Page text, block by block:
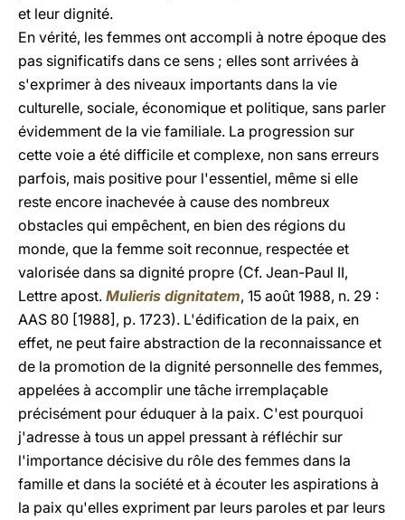
et leur dignité.
En vérité, les femmes ont accompli à notre époque des
pas significatifs dans ce sens ; elles sont arrivées à
s'exprimer à des niveaux importants dans la vie
culturelle, sociale, économique et politique, sans parler
évidemment de la vie familiale. La progression sur
cette voie a été difficile et complexe, non sans erreurs
parfois, mais positive pour l'essentiel, même si elle
reste encore inachevée à cause des nombreux
obstacles qui empêchent, en bien des régions du
monde, que la femme soit reconnue, respectée et
valorisée dans sa dignité propre (Cf. Jean-Paul II,
Lettre apost. Mulieris dignitatem, 15 août 1988, n. 29 :
AAS 80 [1988], p. 1723). L'édification de la paix, en
effet, ne peut faire abstraction de la reconnaissance et
de la promotion de la dignité personnelle des femmes,
appelées à accomplir une tâche irremplaçable
précisément pour éduquer à la paix. C'est pourquoi
j'adresse à tous un appel pressant à réfléchir sur
l'importance décisive du rôle des femmes dans la
famille et dans la société et à écouter les aspirations à
la paix qu'elles expriment par leurs paroles et par leurs